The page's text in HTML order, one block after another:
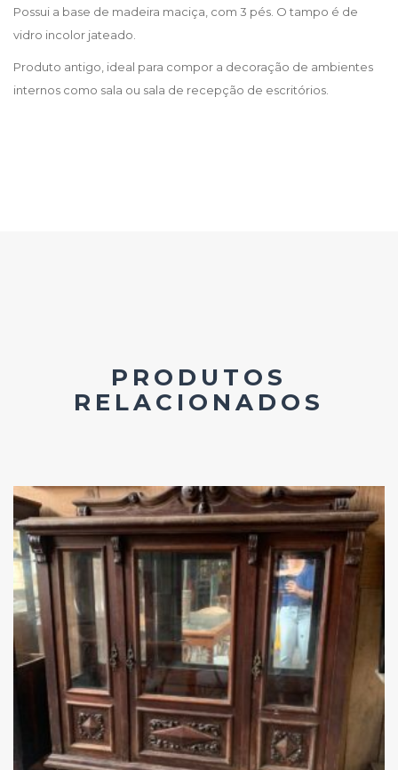
Possui a base de madeira maciça, com 3 pés. O tampo é de
vidro incolor jateado.
Produto antigo, ideal para compor a decoração de ambientes
internos como sala ou sala de recepção de escritórios.
PRODUTOS
RELACIONADOS
Add
ao
Favoritos